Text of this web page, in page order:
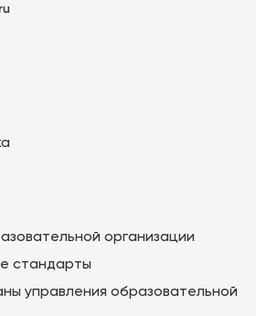
организации
стандарты
управления образовательной